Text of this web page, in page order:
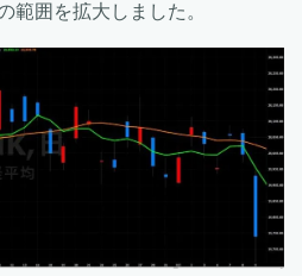
範囲を拡大しました。